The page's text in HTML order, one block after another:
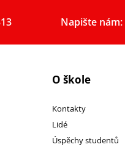
Napište nám:
O škole
Kontakty
Lidé
Úspěchy studentů